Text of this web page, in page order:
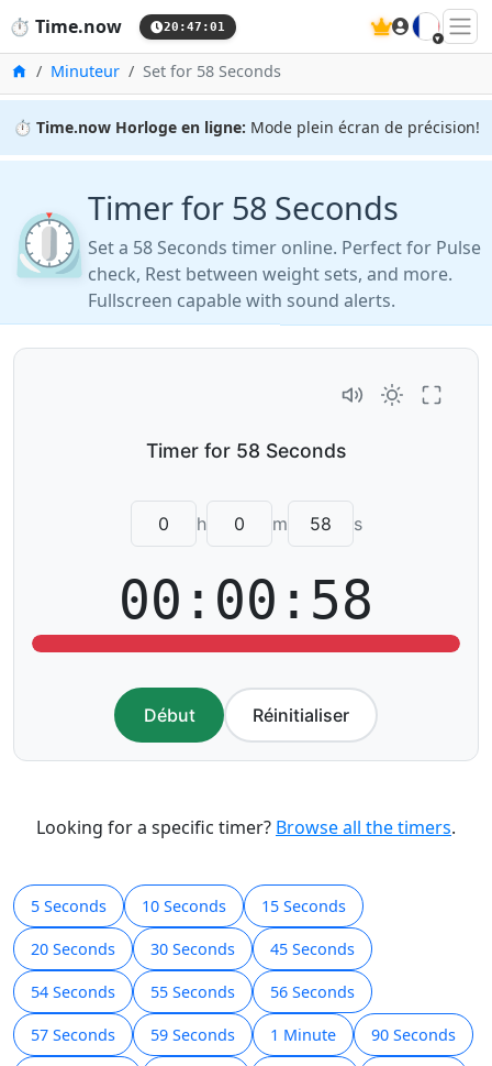
⏱️ Time.now 20:47:02 🇫🇷
Accueil
Minuteur Set for 58 Seconds
⏱️ Time.now Horloge en ligne: Mode plein écran de précision!
⏲️Timer for 58 Seconds
Set a 58 Seconds timer online. Perfect for Pulse
check, Rest between weight sets, and more.
Fullscreen capable with sound alerts.
h m s
00:00:58
Début Réinitialiser
Looking for a specific timer? Browse all the timers.
5 Seconds 10 Seconds 15 Seconds
20 Seconds 30 Seconds 45 Seconds
54 Seconds 55 Seconds 56 Seconds
57 Seconds 59 Seconds 1 Minute 90 Seconds